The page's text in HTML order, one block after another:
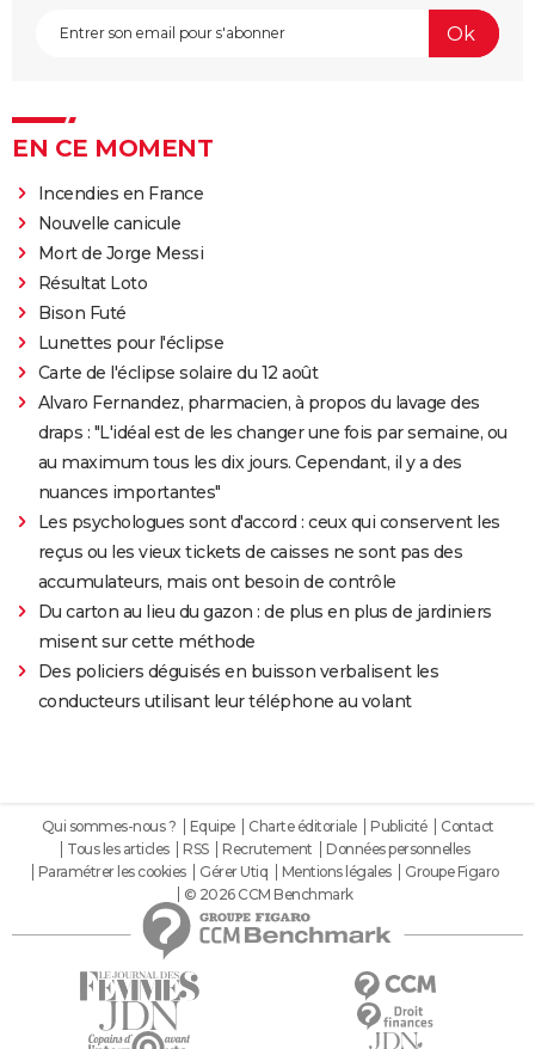
EN CE MOMENT
Incendies en France
Nouvelle canicule
Mort de Jorge Messi
Résultat Loto
Bison Futé
Lunettes pour l'éclipse
Carte de l'éclipse solaire du 12 août
Alvaro Fernandez, pharmacien, à propos du lavage des
draps : "L'idéal est de les changer une fois par semaine, ou
au maximum tous les dix jours. Cependant, il y a des
nuances importantes"
Les psychologues sont d'accord : ceux qui conservent les
reçus ou les vieux tickets de caisses ne sont pas des
accumulateurs, mais ont besoin de contrôle
Du carton au lieu du gazon : de plus en plus de jardiniers
misent sur cette méthode
Des policiers déguisés en buisson verbalisent les
conducteurs utilisant leur téléphone au volant
Qui sommes-nous ? Equipe Charte éditoriale Publicité
Contact
Tous les articles
RSS Recrutement
Données personnelles
Paramétrer les cookies
Gérer Utiq Mentions légales
Groupe Figaro
© 2026 CCM Benchmark